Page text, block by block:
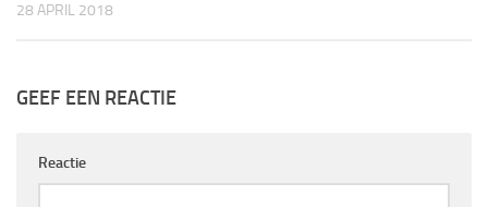
28 APRIL 2018
GEEF EEN REACTIE
Reactie